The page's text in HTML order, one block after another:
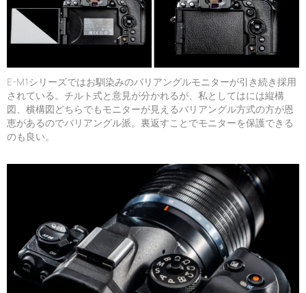
E-M1シリーズではお馴染みのバリアングルモニターが引き続き採用
されている。チルト式と意見が分かれるが、私としてはには縦構
図、横構図どちらでもモニターが見えるバリアングル方式の方が恩
恵があるのでバリアングル派。裏返すことでモニターを保護できる
のも良い。